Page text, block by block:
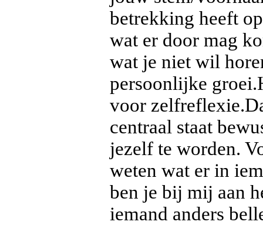
betrekking heeft
wat er door mag
wat je niet wil
persoonlijke
voor
centraal staat
jezelf te worden.
weten wat er in
ben je bij mij aan
iemand anders